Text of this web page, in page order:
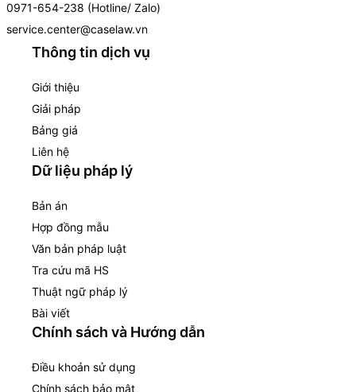
0971-654-238 (Hotline/ Zalo)
service.center@caselaw.vn
Thông tin dịch vụ
Giới thiệu
Giải pháp
Bảng giá
Liên hệ
Dữ liệu pháp lý
Bản án
Hợp đồng mẫu
Văn bản pháp luật
Tra cứu mã HS
Thuật ngữ pháp lý
Bài viết
Chính sách và Hướng dẫn
Điều khoản sử dụng
Chính sách bảo mật